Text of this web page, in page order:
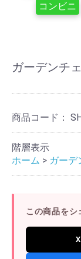
コンビニ
ガーデンチ
商品コード：
階層表示
ホーム > ガーデ
この商品をシ
X